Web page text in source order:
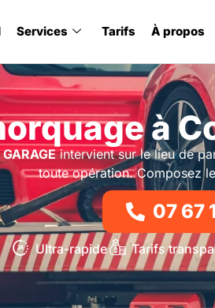
Services Tarifs À propos
à
intervient sur le lieu de
toute opération. Composez
07 67
Ultra-rapide Tarifs